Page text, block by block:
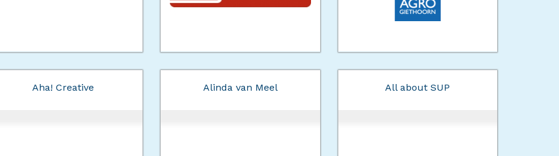
Aha! Creative Alinda van Meel All about SUP